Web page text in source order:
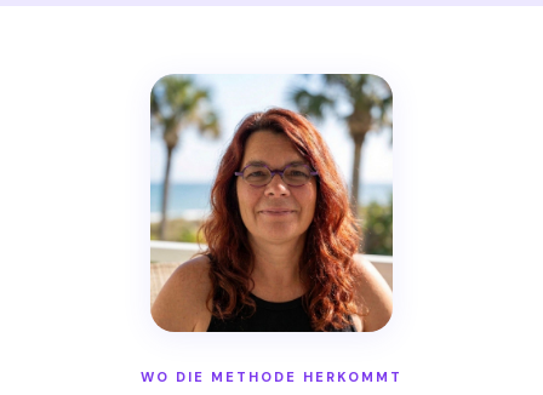
WO DIE METHODE HERKOMMT